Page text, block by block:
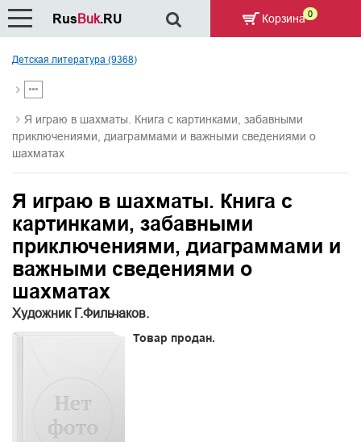
Детская литература (9368)
Я играю в шахматы. Книга с картинками, забавными
приключениями, диаграммами и важными сведениями о
шахматах
Я играю в шахматы. Книга с
картинками, забавными
приключениями, диаграммами и
важными сведениями о
шахматах
Художник Г.Фильчаков.
Товар продан.
RusBuk.RU Корзина 0